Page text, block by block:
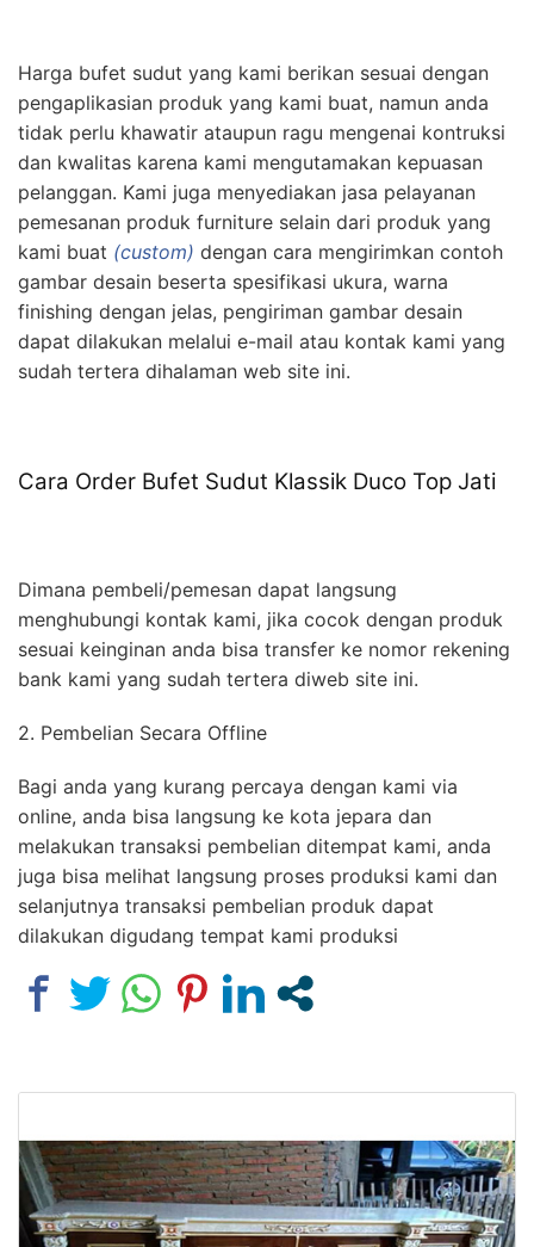
Harga bufet sudut yang kami berikan sesuai dengan
pengaplikasian produk yang kami buat, namun anda
tidak perlu khawatir ataupun ragu mengenai kontruksi
dan kwalitas karena kami mengutamakan kepuasan
pelanggan. Kami juga menyediakan jasa pelayanan
pemesanan produk furniture selain dari produk yang
kami buat (custom) dengan cara mengirimkan contoh
gambar desain beserta spesifikasi ukura, warna
finishing dengan jelas, pengiriman gambar desain
dapat dilakukan melalui e-mail atau kontak kami yang
sudah tertera dihalaman web site ini.
Cara Order Bufet Sudut Klassik Duco Top Jati
Dimana pembeli/pemesan dapat langsung
menghubungi kontak kami, jika cocok dengan produk
sesuai keinginan anda bisa transfer ke nomor rekening
bank kami yang sudah tertera diweb site ini.
2. Pembelian Secara Offline
Bagi anda yang kurang percaya dengan kami via
online, anda bisa langsung ke kota jepara dan
melakukan transaksi pembelian ditempat kami, anda
juga bisa melihat langsung proses produksi kami dan
selanjutnya transaksi pembelian produk dapat
dilakukan digudang tempat kami produksi